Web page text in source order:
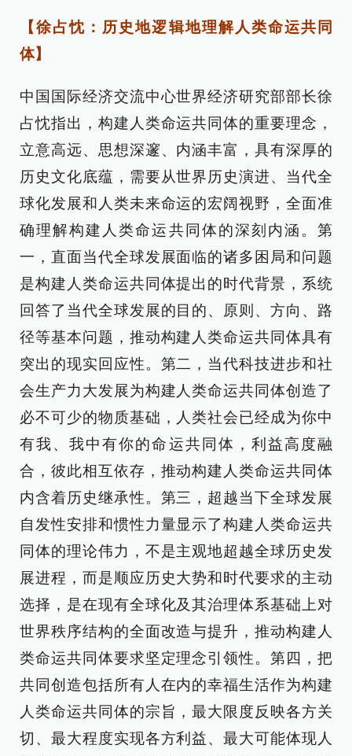
【徐占忱：历史地逻辑地理解人类命运共同
体】
中国国际经济交流中心世界经济研究部部长徐
占忱指出，构建人类命运共同体的重要理念，
立意高远、思想深邃、内涵丰富，具有深厚的
历史文化底蕴，需要从世界历史演进、当代全
球化发展和人类未来命运的宏阔视野，全面准
确理解构建人类命运共同体的深刻内涵。第
一，直面当代全球发展面临的诸多困局和问题
是构建人类命运共同体提出的时代背景，系统
回答了当代全球发展的目的、原则、方向、路
径等基本问题，推动构建人类命运共同体具有
突出的现实回应性。第二，当代科技进步和社
会生产力大发展为构建人类命运共同体创造了
必不可少的物质基础，人类社会已经成为你中
有我、我中有你的命运共同体，利益高度融
合，彼此相互依存，推动构建人类命运共同体
内含着历史继承性。第三，超越当下全球发展
自发性安排和惯性力量显示了构建人类命运共
同体的理论伟力，不是主观地超越全球历史发
展进程，而是顺应历史大势和时代要求的主动
选择，是在现有全球化及其治理体系基础上对
世界秩序结构的全面改造与提升，推动构建人
类命运共同体要求坚定理念引领性。第四，把
共同创造包括所有人在内的幸福生活作为构建
人类命运共同体的宗旨，最大限度反映各方关
切、最大程度实现各方利益、最大可能体现人